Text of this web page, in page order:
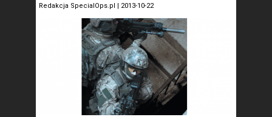
Redakcja SpecialOps.pl | 2013-10-22